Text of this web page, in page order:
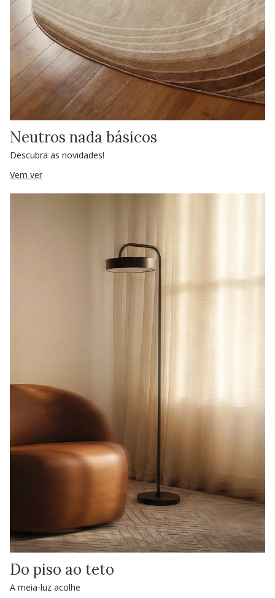
Neutros nada básicos
Descubra as novidades!
Vem ver
Do piso ao teto
A meia-luz acolhe